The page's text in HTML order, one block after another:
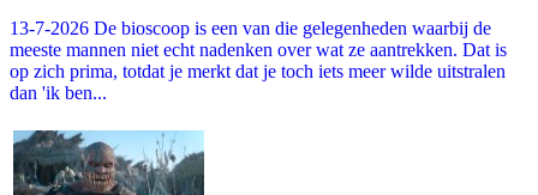
13-7-2026 De bioscoop is een van die gelegenheden waarbij de
meeste mannen niet echt nadenken over wat ze aantrekken. Dat is
op zich prima, totdat je merkt dat je toch iets meer wilde uitstralen
dan 'ik ben...